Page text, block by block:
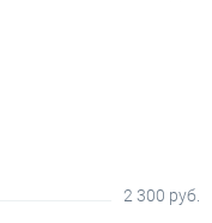
2 300 руб.